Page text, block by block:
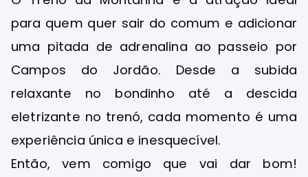
para quem quer sair do comum e adicionar
uma pitada de adrenalina ao passeio por
Campos do Jordão. Desde a subida
relaxante no bondinho até a descida
eletrizante no trenó, cada momento é uma
experiência única e inesquecível.
Então, vem comigo que vai dar bom!